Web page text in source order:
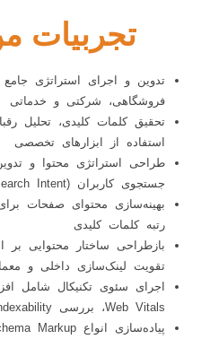
تجربیات
تدوین و اجرای استراتژی
فروشگاهی، شرکتی و خدماتی
تحقیق کلمات کلیدی، تحلیل
استفاده از ابزارهای تخصصی
طراحی استراتژی محتوا و
جستجوی کاربران (Search Intent)
بهینه‌سازی محتوای صفحات برای
رتبه کلمات کلیدی
بازطراحی ساختار محتوایی
تقویت لینک‌سازی داخلی و
Web Vitals، بررسی Indexability و رفع خطاهای فنی